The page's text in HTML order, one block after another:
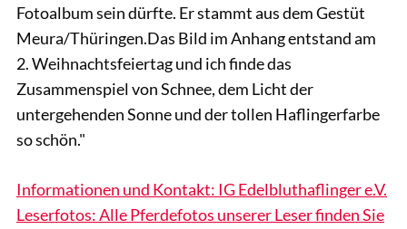
Fotoalbum sein dürfte. Er stammt aus dem Gestüt
Meura/Thüringen.Das Bild im Anhang entstand am
2. Weihnachtsfeiertag und ich finde das
Zusammenspiel von Schnee, dem Licht der
untergehenden Sonne und der tollen Haflingerfarbe
so schön."
Informationen und Kontakt: IG Edelbluthaflinger e.V.
Leserfotos: Alle Pferdefotos unserer Leser finden Sie